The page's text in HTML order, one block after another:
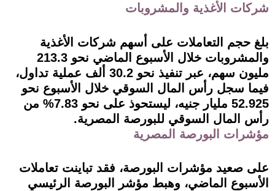
شركات الأغذية والمشروبات
بلغ حجم التعاملات على أسهم شركات الأغذية
والمشروبات خلال الأسبوع الماضي نحو 213.3
مليون سهم، عبر تنفيذ نحو 30.2 ألف عملية تداول،
فيما سجل رأس المال السوقي خلال الأسبوع نحو
52.925 مليار جنيه، ليستحوذ على نحو 7.83% من
رأس المال السوقي للبورصة المصرية.
مؤشرات البورصة المصرية
على صعيد مؤشرات البورصة، فقد تباينت تعاملات
الأسبوع الماضي، وهبط مؤشر البورصة الرئيسي